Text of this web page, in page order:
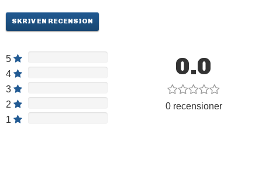
*Löstagbar kreditkortshållare i liftkortsfickan med KJUS-logo
*Förböjda ärmar för ergonomisk passform
*Snölås i stretchmaterial
*YKK Aquaguard vattenavvisande dragkedja.
*System för att fästa jacka med byxa.
SKRIV EN RECENSION
5
4
3
2
1
0.0
0 recensioner